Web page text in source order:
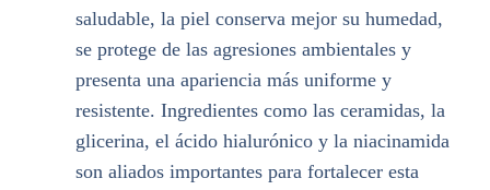
saludable, la piel conserva mejor su humedad,
se protege de las agresiones ambientales y
presenta una apariencia más uniforme y
resistente. Ingredientes como las ceramidas, la
glicerina, el ácido hialurónico y la niacinamida
son aliados importantes para fortalecer esta